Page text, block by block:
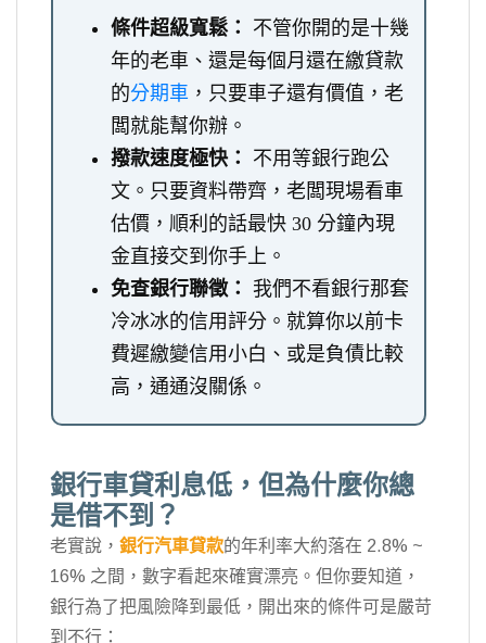
條件超級寬鬆：
不管你開的是十幾
年的老車、還是每個月還在繳貸款
的分期車 ，只要車子還有價值，老
闆就能幫你辦。
撥款速度極快：
不用等銀行跑公
文。只要資料帶齊，老闆現場看車
估價，順利的話最快 30 分鐘內現
金直接交到你手上。
免查銀行聯徵：
我們不看銀行那套
冷冰冰的信用評分。就算你以前卡
費遲繳變信用小白、或是負債比較
高，通通沒關係。
銀行車貸利息低，但為什麼你總
是借不到？
老實說， 銀行汽車貸款的年利率大約落在 2.8% ~
16% 之間，數字看起來確實漂亮。但你要知道，
銀行為了把風險降到最低，開出來的條件可是嚴苛
到不行：